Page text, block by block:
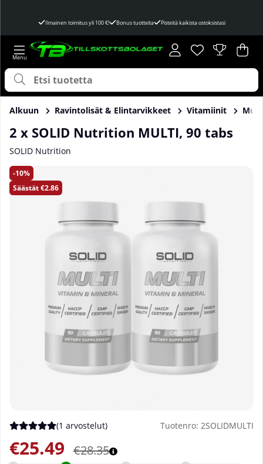
Ilmainen toimitus yli 100 €! Bonus tuotteita Pisteitä kaikista ostoksistasi
Toivelista
Lukumäärä
. .
Alkuun Ravintolisät & Elintarvikkeet Vitamiinit
2 x SOLID Nutrition MULTI, 90 tabs
SOLID Nutrition
10
Säästät€2.86
Tuotekuvat 2 x SOLID Nutrition MULTI, 90 tabs
Keskiarvoluokitus 5 / 5 Arvioiden määrä 1
(1 arvostelut) Tuotenro: 2SOLIDMULTI
€28.35
€25.49